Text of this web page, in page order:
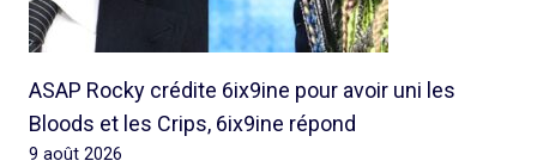
ASAP Rocky crédite 6ix9ine pour avoir uni les
Bloods et les Crips, 6ix9ine répond
9 août 2026